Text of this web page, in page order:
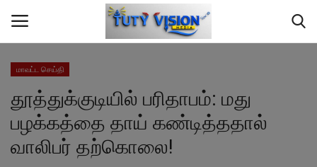
Home
மாவட்ட செய்தி
மாவட்ட செய்தி
தூத்துக்குடியில் பரிதாபம்: மது
பழக்கத்தை தாய் கண்டித்ததால்
வாலிபர் தற்கொலை!